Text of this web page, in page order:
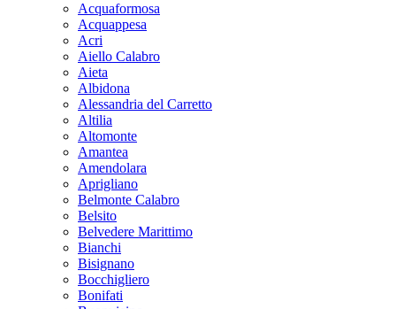
Acquaformosa
Acquappesa
Acri
Aiello Calabro
Aieta
Albidona
Alessandria del Carretto
Altilia
Altomonte
Amantea
Amendolara
Aprigliano
Belmonte Calabro
Belsito
Belvedere Marittimo
Bianchi
Bisignano
Bocchigliero
Bonifati